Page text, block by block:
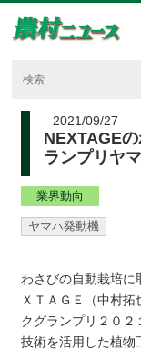
2021/09/27
NEXTAGE
ランプリヤ
業界動向
ヤマハ発動機
わさびの自動栽培に
ＸＴＡＧＥ（中村
クグランプリ２０２
技術を活用した植物